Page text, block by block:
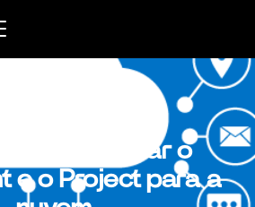
para migrar o
e o Project para a